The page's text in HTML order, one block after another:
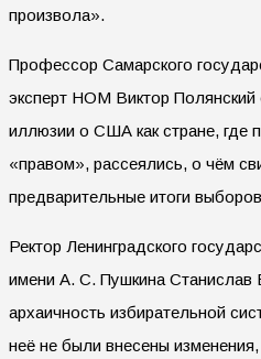
произвола».
Профессор Самарского
эксперт НОМ Виктор Полянский
иллюзии о США как стране, где
«правом», рассеялись, о чём
предварительные итоги
Ректор Ленинградского
имени А. С. Пушкина Станислав
архаичность избирательной
неё не были внесены